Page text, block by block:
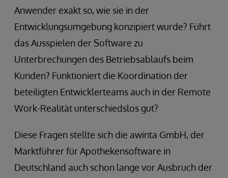
Anwender exakt so, wie sie in der
Entwicklungsumgebung konzipiert wurde? Führt
das Ausspielen der Software zu
Unterbrechungen des Betriebsablaufs beim
Kunden? Funktioniert die Koordination der
beteiligten Entwicklerteams auch in der Remote
Work-Realität unterschiedslos gut?
Diese Fragen stellte sich die awinta GmbH, der
Marktführer für Apothekensoftware in
Deutschland auch schon lange vor Ausbruch der